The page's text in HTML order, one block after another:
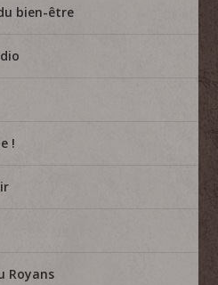
bien-être
!
Royans